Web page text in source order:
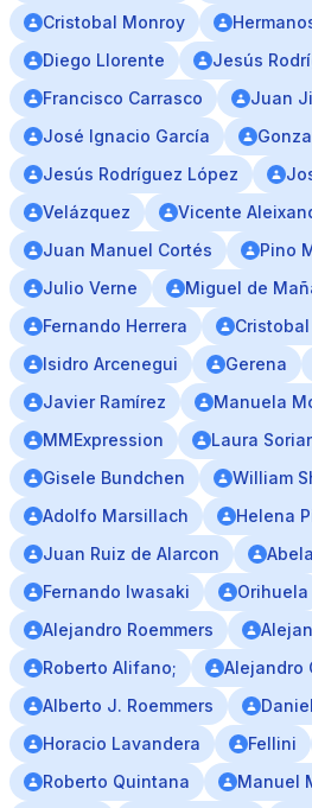
Cristobal Monroy
Diego Llorente
Jesús
Francisco Carrasco
Juan
José Ignacio García
Jesús Rodríguez López
Velázquez
Vicente
Juan Manuel Cortés
Pino
Julio Verne
Miguel de
Fernando Herrera
Isidro Arcenegui
Gerena
Javier Ramírez
Manuela
MMExpression
Laura
Gisele Bundchen
William
Adolfo Marsillach
Helena
Juan Ruiz de Alarcon
Fernando Iwasaki
Orihuela
Alejandro Roemmers
Roberto Alifano;
Alejandro
Alberto J. Roemmers
Horacio Lavandera
Fellini
Roberto Quintana
Manuel